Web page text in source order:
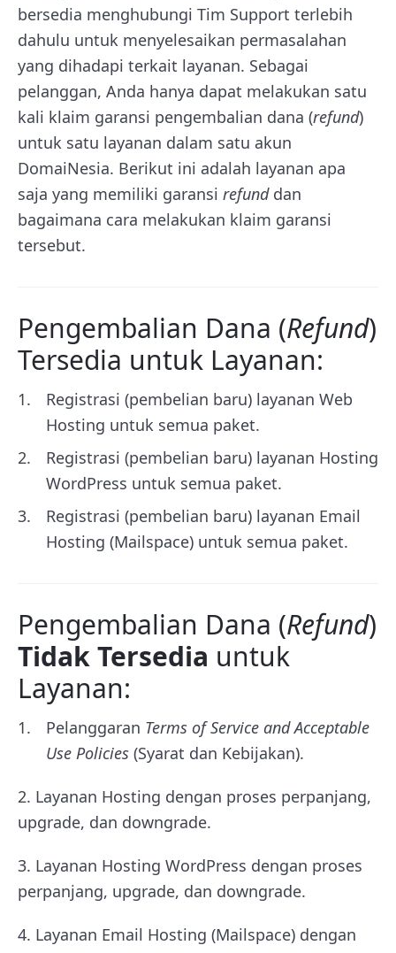
bersedia menghubungi Tim Support terlebih
dahulu untuk menyelesaikan permasalahan
yang dihadapi terkait layanan. Sebagai
pelanggan, Anda hanya dapat melakukan satu
kali klaim garansi pengembalian dana (refund)
untuk satu layanan dalam satu akun
DomaiNesia. Berikut ini adalah layanan apa
saja yang memiliki garansi refund dan
bagaimana cara melakukan klaim garansi
tersebut.
Pengembalian Dana (Refund)
Tersedia untuk Layanan:
Registrasi (pembelian baru) layanan Web
Hosting untuk semua paket.
Registrasi (pembelian baru) layanan Hosting
WordPress untuk semua paket.
Registrasi (pembelian baru) layanan Email
Hosting (Mailspace) untuk semua paket.
Pengembalian Dana (Refund)
Tidak Tersedia untuk
Layanan:
Pelanggaran Terms of Service and Acceptable
Use Policies (Syarat dan Kebijakan).
2. Layanan Hosting dengan proses perpanjang,
upgrade, dan downgrade.
3. Layanan Hosting WordPress dengan proses
perpanjang, upgrade, dan downgrade.
4. Layanan Email Hosting (Mailspace) dengan